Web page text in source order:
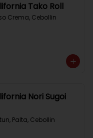
Tako Roll
Crema, Cebollin
Nori Sugoi
Palta, Cebollin